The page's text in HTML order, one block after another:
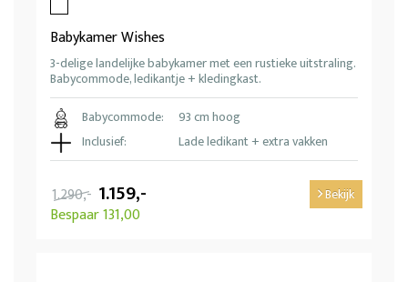
Babykamer Wishes
3-delige landelijke babykamer met een rustieke uitstraling.
Babycommode, ledikantje + kledingkast.
Babycommode:
93 cm hoog
Inclusief:
Lade ledikant + extra vakken
1.290,- 1.159,-
Bespaar 131,00
Bekijk